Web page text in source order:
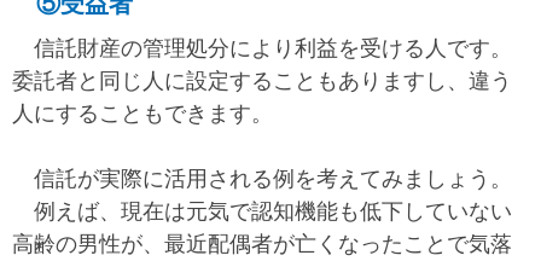
信託財産の管理処分により利益を受ける人です。
委託者と同じ人に設定することもありますし、違う
人にすることもできます。
信託が実際に活用される例を考えてみましょう。
例えば、現在は元気で認知機能も低下していない
高齢の男性が、最近配偶者が亡くなったことで気落